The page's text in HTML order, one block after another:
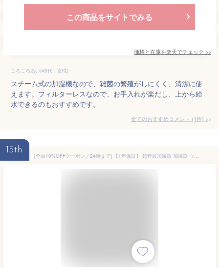
この商品をサイトでみる
価格と在庫を楽天でチェック >>
ころころあい(40代・女性)
スチーム式の加湿機なので、雑菌の繁殖がしにくく、清潔に使
えます。フィルターレスなので、お手入れが楽だし、上から給
水できるのもおすすめです。
全てのおすすめコメント (1件) >
15th
[全品10%OFFクーポン／24時まで] 【1年保証】 超音波加湿器 加湿器 ウイルス対策 卓上 次亜塩素酸水対応 卓上加湿器 静音 省エネ オフィス おしゃれ 上部給水式加湿器 超音波式加湿器 上部給水型加湿器 小型 大容量 コンパクト エコ 上から給水